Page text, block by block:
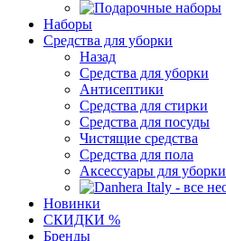
Наборы
Средства для уборки
Назад
Средства для уборки
Антисептики
Средства для стирки
Средства для посуды
Чистящие средства
Средства для пола
Аксессуары для уборки
Новинки
СКИДКИ %
Бренды